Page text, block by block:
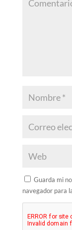
Guarda mi
navegador para